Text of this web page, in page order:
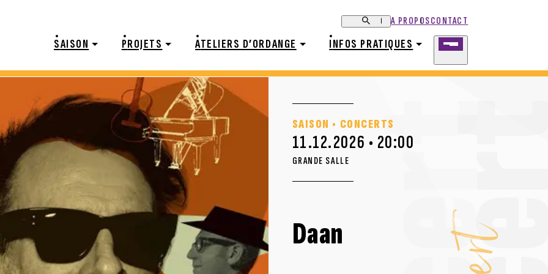
A PROPOSCONTACT
SAISON PROJETS ATELIERS D’ORDANGE INFOS PRATIQUES
SAISON • CONCERTS
11.12.2026 • 20:00
GRANDE SALLE
Daan